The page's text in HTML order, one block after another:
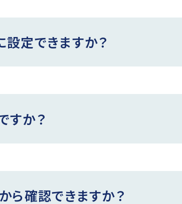
設定できますか？
すか？
ら確認できますか？